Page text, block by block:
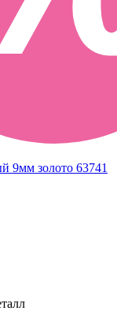
9мм золото 63741